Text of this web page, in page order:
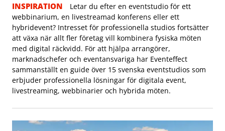
INSPIRATION
Letar du efter en eventstudio för ett
webbinarium, en livestreamad konferens eller ett
hybridevent? Intresset för professionella studios fortsätter
att växa när allt fler företag vill kombinera fysiska möten
med digital räckvidd. För att hjälpa arrangörer,
marknadschefer och eventansvariga har Eventeffect
sammanställt en guide över 15 svenska eventstudios som
erbjuder professionella lösningar för digitala event,
livestreaming, webbinarier och hybrida möten.